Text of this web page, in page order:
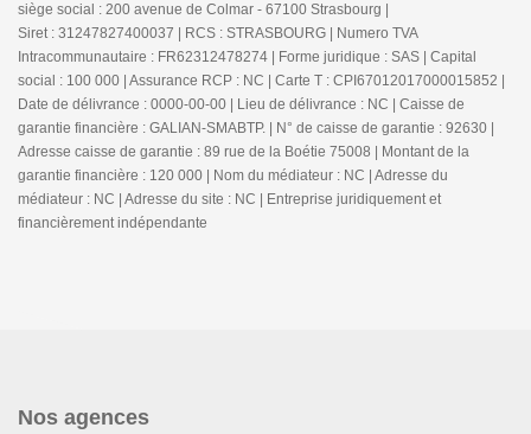
siège social : 200 avenue de Colmar - 67100 Strasbourg |
Siret : 31247827400037 | RCS : STRASBOURG | Numero TVA
Intracommunautaire : FR62312478274 | Forme juridique : SAS | Capital
social : 100 000 | Assurance RCP : NC | Carte T : CPI67012017000015852 |
Date de délivrance : 0000-00-00 | Lieu de délivrance : NC | Caisse de
garantie financière : GALIAN-SMABTP. | N° de caisse de garantie : 92630 |
Adresse caisse de garantie : 89 rue de la Boétie 75008 | Montant de la
garantie financière : 120 000 | Nom du médiateur : NC | Adresse du
médiateur : NC | Adresse du site : NC |
Entreprise juridiquement et
financièrement indépendante
Nos agences